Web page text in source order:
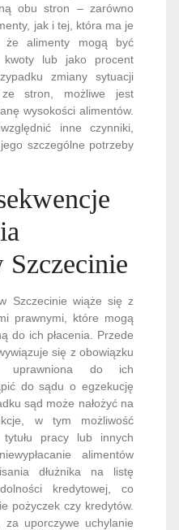
obu stron – zarówno
jak i tej, która ma je
że alimenty mogą być
kwoty lub jako procent
zmiany sytuacji
ze stron, możliwe jest
wysokości alimentów.
inne czynniki,
szczególne potrzeby
Szczecinie wiąże się z
prawnymi, które mogą
do ich płacenia. Przede
się z obowiązku
uprawniona do ich
do sądu o egzekucję
sąd może nałożyć na
w tym możliwość
pracy lub innych
alimentów
dłużnika na listę
kredytowej, co
pożyczek czy kredytów.
za uporczywe uchylanie